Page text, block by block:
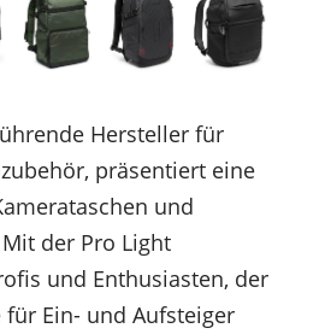
Hersteller für
präsentiert eine
und
der Pro Light
und Enthusiasten, der
für Ein- und Aufsteiger